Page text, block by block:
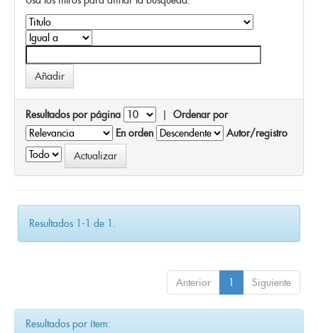
Resultados por página | Ordenar por
En orden
Autor/registro
Resultados 1-1 de 1.
Anterior 1 Siguiente
Resultados por ítem: